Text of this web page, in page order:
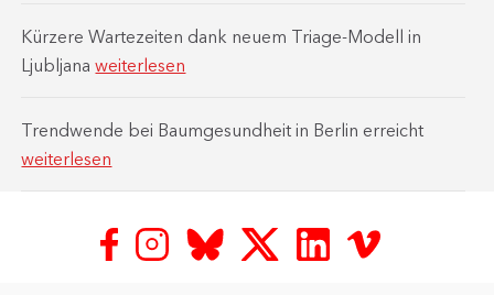
Kürzere Wartezeiten dank neuem Triage-Modell in
Ljubljanaweiterlesen
Trendwende bei Baumgesundheit in Berlin erreicht
weiterlesen